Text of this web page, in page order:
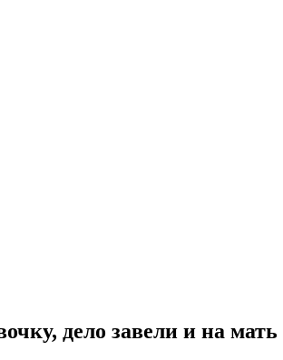
дело завели и на мать